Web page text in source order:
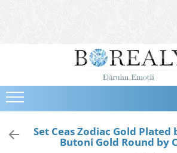
Bijuterii
Cercei
Bratari
ColiereSet Ceas Zodiac Gold Plated
Butoni Gold Round by